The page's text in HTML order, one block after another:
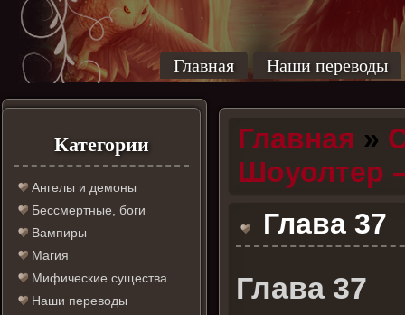
Главная Наши переводы
Категории
Ангелы и демоны
Бессмертные, боги
Вампиры
Магия
Мифические существа
Наши переводы
Главная »
Шоуолтер
Глава 37
Глава 37